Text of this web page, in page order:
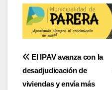
Navegación
de
El IPAV avanza con la
desadjudicación de
viviendas y envía más